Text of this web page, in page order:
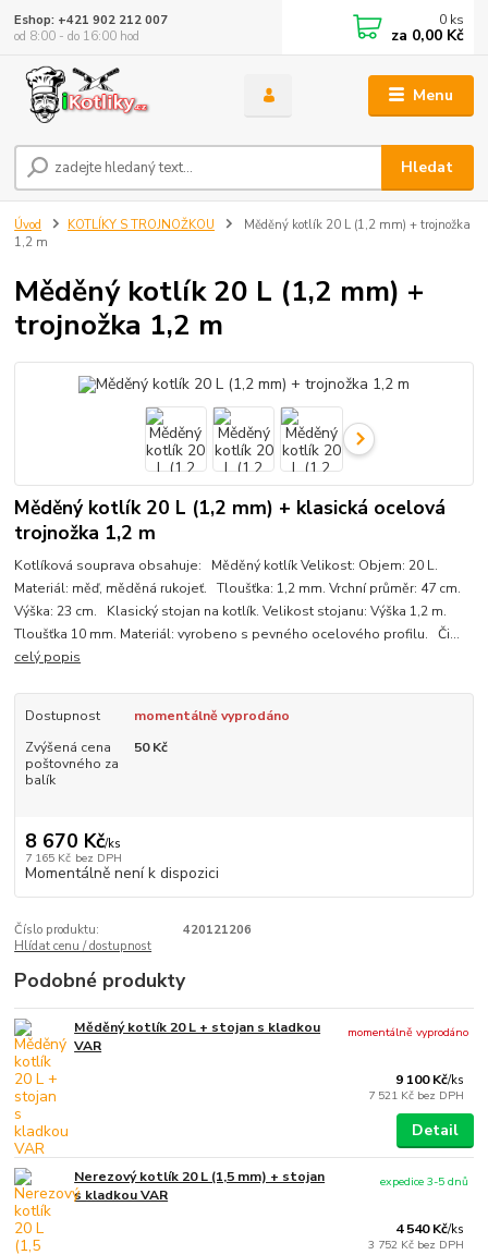
Menu
Hledat
Eshop: +421 902 212 007
od 8:00 - do 16:00 hod
0 ks
za 0,00 Kč
Úvod KOTLÍKY S TROJNOŽKOU
Měděný kotlík 20 L (1,2 mm) + trojnožka
1,2 m
Měděný kotlík 20 L (1,2 mm) +
trojnožka 1,2 m
Měděný kotlík 20 L (1,2 mm) + klasická ocelová
trojnožka 1,2 m
Kotlíková souprava obsahuje: Měděný kotlík Velikost: Objem: 20 L.
Materiál: měď, měděná rukojeť. Tloušťka: 1,2 mm. Vrchní průměr: 47 cm.
Výška: 23 cm. Klasický stojan na kotlík. Velikost stojanu: Výška 1,2 m.
Tloušťka 10 mm. Materiál: vyrobeno s pevného ocelového profilu. Či...
celý popis
Dostupnost
momentálně vyprodáno
Zvýšená cena
poštovného za
balík
50 Kč
8 670 Kč/ks
7 165 Kč bez DPH
Momentálně není k dispozici
Číslo produktu:
420121206
Hlídat cenu / dostupnost
Podobné produkty
Měděný kotlík 20 L + stojan s kladkou
VAR
9 100 Kč/ks
7 521 Kč bez DPH
momentálně vyprodáno
Detail
Nerezový kotlík 20 L (1,5 mm) + stojan
s kladkou VAR
4 540 Kč/ks
3 752 Kč bez DPH
expedice 3-5 dnů